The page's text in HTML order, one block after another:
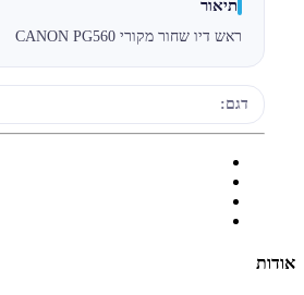
תיאור
ראש דיו שחור מקורי CANON PG560
דגם:
אודות